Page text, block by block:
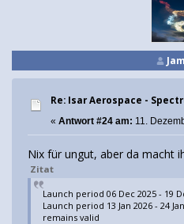
Re: Isar Aerospace -
« Antwort #24 am: 11.
Nix für ungut, aber da macht
Zitat
Launch period 06 Dec 2025 - 19
Launch period 13 Jan 2026 - 24
remains valid